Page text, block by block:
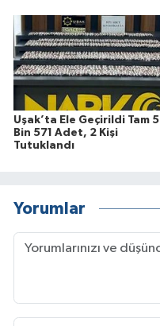
Uşak’ta Ele Geçirildi Tam 5
Bin 571 Adet, 2 Kişi
Tutuklandı
Yorumlar